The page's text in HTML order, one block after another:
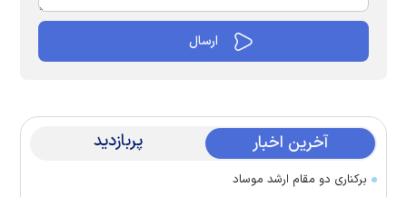
آخرین اخبار پربازدید
برکناری دو مقام ارشد موساد